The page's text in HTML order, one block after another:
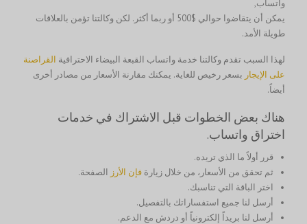
واتساب,
يمكن أن يتقاضوا حوالي $500 أو ربما أكثر. لكن وكالتنا تؤمن بالعلاقات
طويلة الأمد.
لهذا السبب تقدم وكالتنا خدمة واتساب القبعة البيضاء الاحترافية القراصنة
على الإيجار بسعر رخيص للغاية. يمكنك مقارنة الأسعار من مصادر أخرى
أيضاً.
هناك بعض الخطوات قبل الاشتراك في خدمات
اختراق واتساب.
قرر أولاً ما الذي تريده.
ثم تحقق من الأسعار، من خلال زيارةفإن الأرز الصفحة.
اختر الباقة التي تناسبك.
أرسل لنا جميع استفساراتك بالتفصيل.
أرسل لنا بريداً إلكترونياً أو دردش مع الدعم.